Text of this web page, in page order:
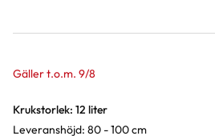
Gäller t.o.m. 9/8
Varianter
Krukstorlek: 12 liter
Leveranshöjd: 80 - 100 cm